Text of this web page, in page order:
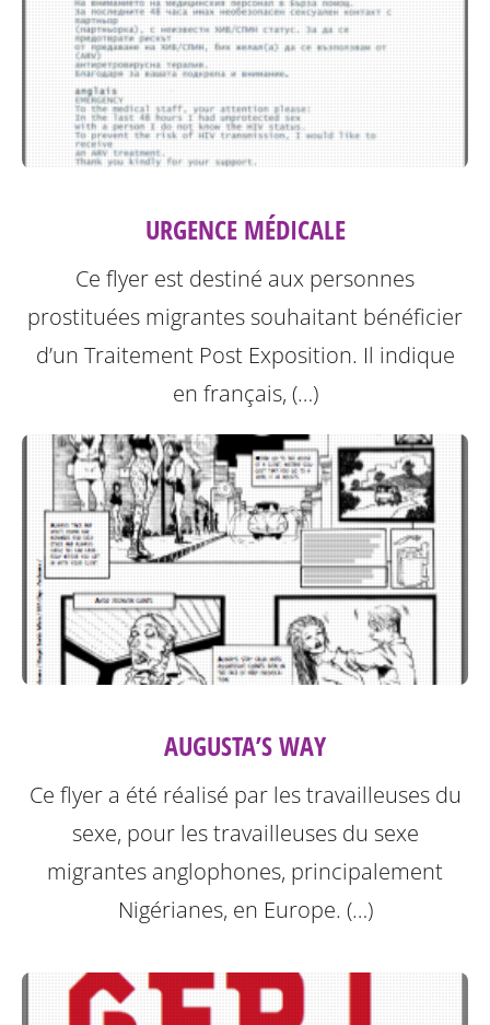
URGENCE MÉDICALE
Ce flyer est destiné aux personnes
prostituées migrantes souhaitant bénéficier
d’un Traitement Post Exposition. Il indique
en français, (…)
AUGUSTA’S WAY
Ce flyer a été réalisé par les travailleuses du
sexe, pour les travailleuses du sexe
migrantes anglophones, principalement
Nigérianes, en Europe. (…)